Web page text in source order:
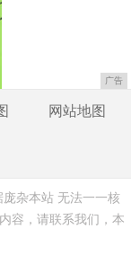
广告
网站地图
杂本站 无法一一核
容，请联系我们，本